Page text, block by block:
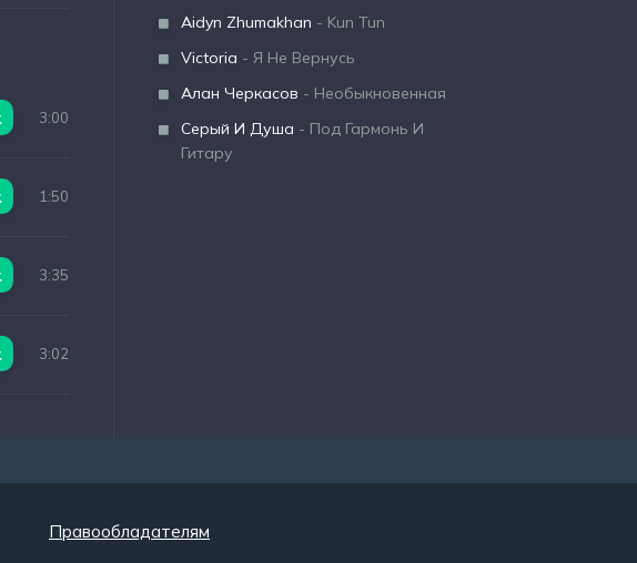
3:00
1:50
3:35
3:02
Aidyn Zhumakhan - Kun Tun
Victoria - Я Не Вернусь
Алан Черкасов - Необыкновенная
Серый И Душа - Под Гармонь И
Гитару
Правообладателям